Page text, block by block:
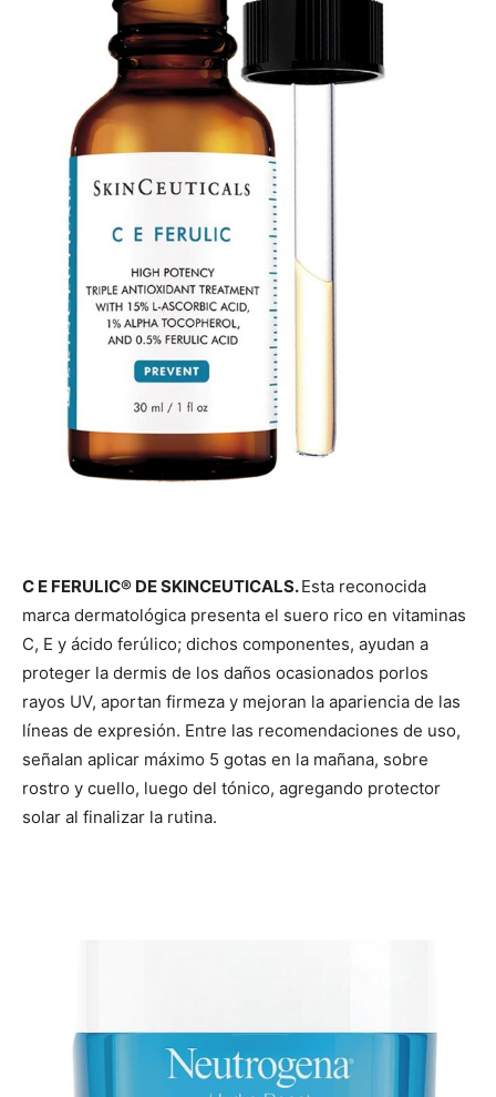
C E FERULIC® DE SKINCEUTICALS.Esta reconocida
marca dermatológica presenta el suero rico en vitaminas
C, E y ácido ferúlico; dichos componentes, ayudan a
proteger la dermis de los daños ocasionados porlos
rayos UV, aportan firmeza y mejoran la apariencia de las
líneas de expresión. Entre las recomendaciones de uso,
señalan aplicar máximo 5 gotas en la mañana, sobre
rostro y cuello, luego del tónico, agregando protector
solar al finalizar la rutina.